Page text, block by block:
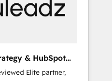
が分立する組織で、デ
イロ化を、CRMを軸と
動化まで。全Hub統合
ループ横断のCRM統
& HubSpot
Elite partner,